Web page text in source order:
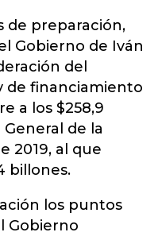
de preparación,
Gobierno de Iván
del
de financiamiento
a los $258,9
de la
2019, al que
billones.
los puntos
Gobierno